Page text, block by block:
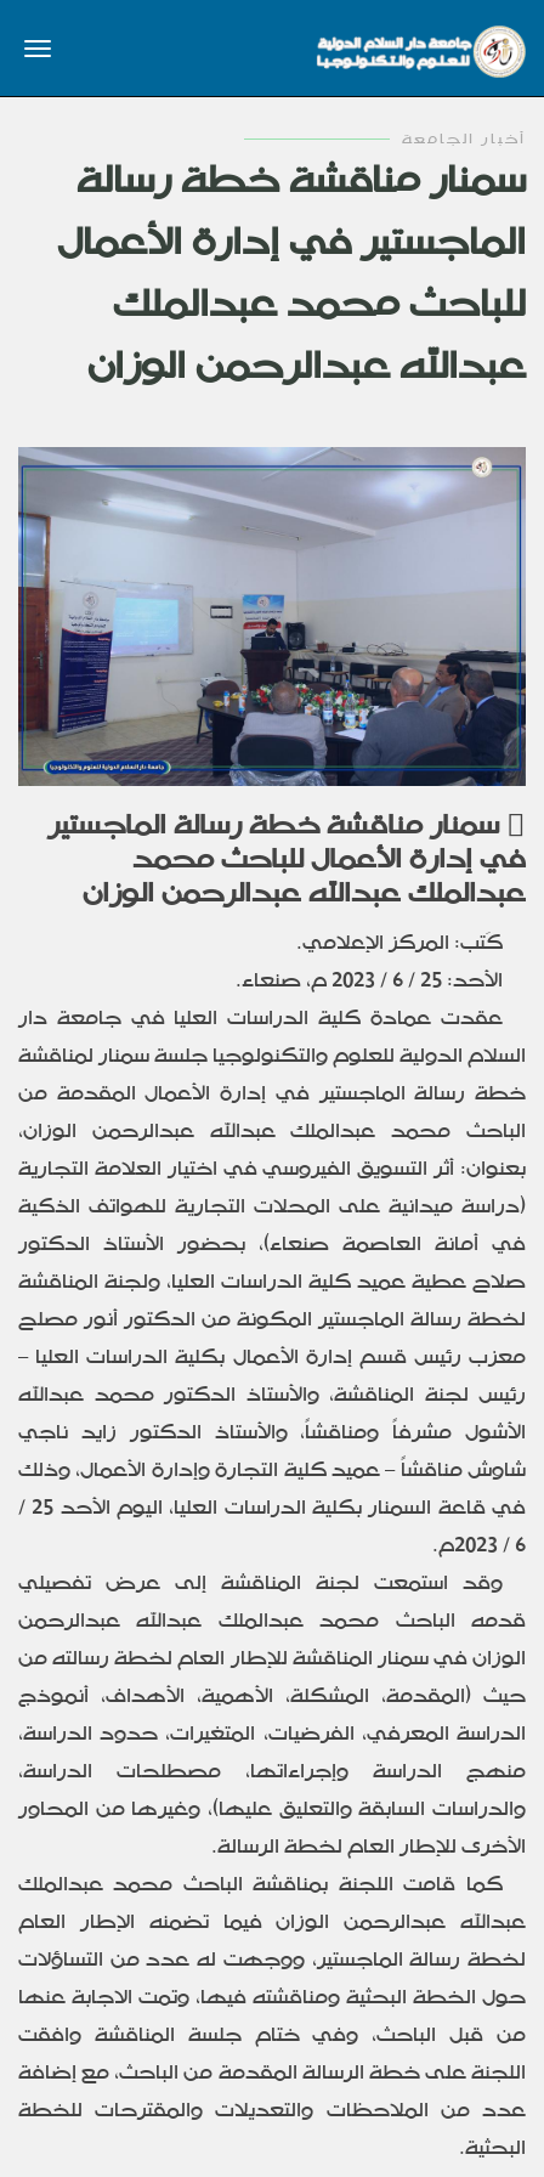
أخبار الجامعة
سمنار مناقشة خطة رسالة
الماجستير في إدارة الأعمال
للباحث محمد عبدالملك
عبدالله عبدالرحمن الوزان
سمنار مناقشة خطة رسالة الماجستير
في إدارة الأعمال للباحث محمد
عبدالملك عبدالله عبدالرحمن الوزان
كَتب: المركز الإعلامي.
الأحد: 25 / 6 / 2023 م، صنعاء.
عقدت عمادة كلية الدراسات العليا في جامعة دار
السلام الدولية للعلوم والتكنولوجيا جلسة سمنار لمناقشة
خطة رسالة الماجستير في إدارة الأعمال المقدمة من
الباحث محمد عبدالملك عبدالله عبدالرحمن الوزان،
بعنوان: أثر التسويق الفيروسي في اختيار العلامة التجارية
(دراسة ميدانية على المحلات التجارية للهواتف الذكية
في أمانة العاصمة صنعاء)، بحضور الأستاذ الدكتور
صلاح عطية عميد كلية الدراسات العليا، ولجنة المناقشة
لخطة رسالة الماجستير المكونة من الدكتور أنور مصلح
معزب رئيس قسم إدارة الأعمال بكلية الدراسات العليا –
رئيس لجنة المناقشة، والأستاذ الدكتور محمد عبدالله
الأشول مشرفاً ومناقشاً، والأستاذ الدكتور زايد ناجي
شاوش مناقشاً – عميد كلية التجارة وإدارة الأعمال، وذلك
في قاعة السمنار بكلية الدراسات العليا، اليوم الأحد 25 /
6 / 2023م.
وقد استمعت لجنة المناقشة إلى عرض تفصيلي
قدمه الباحث محمد عبدالملك عبدالله عبدالرحمن
الوزان في سمنار المناقشة للإطار العام لخطة رسالته من
حيث (المقدمة، المشكلة، الأهمية، الأهداف، أنموذج
الدراسة المعرفي، الفرضيات، المتغيرات، حدود الدراسة،
منهج الدراسة وإجراءاتها، مصطلحات الدراسة،
والدراسات السابقة والتعليق عليها)، وغيرها من المحاور
الأخرى للإطار العام لخطة الرسالة.
كما قامت اللجنة بمناقشة الباحث محمد عبدالملك
عبدالله عبدالرحمن الوزان فيما تضمنه الإطار العام
لخطة رسالة الماجستير، ووجهت له عدد من التساؤلات
حول الخطة البحثية ومناقشته فيها، وتمت الاجابة عنها
من قبل الباحث، وفي ختام جلسة المناقشة وافقت
اللجنة على خطة الرسالة المقدمة من الباحث، مع إضافة
عدد من الملاحظات والتعديلات والمقترحات للخطة
البحثية.